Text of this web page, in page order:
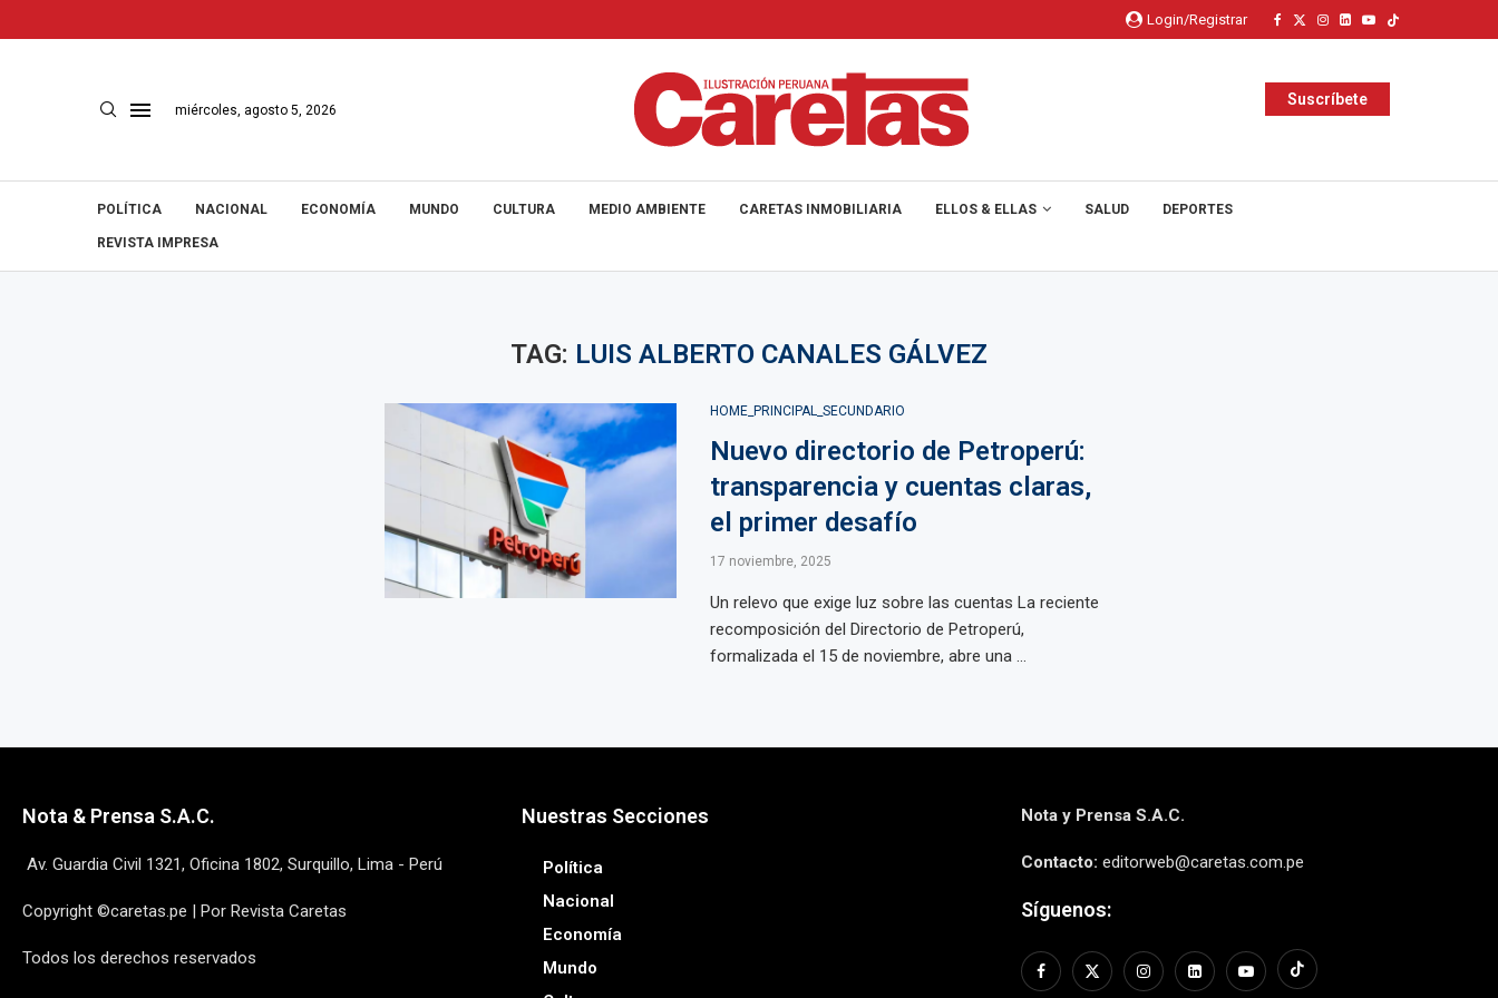
Login/Registrar
miércoles, agosto 5, 2026
Suscríbete
POLÍTICA NACIONAL ECONOMÍA MUNDO CULTURA MEDIO AMBIENTE CARETAS INMOBILIARIA ELLOS & ELLAS SALUD DEPORTES
REVISTA IMPRESA
TAG: LUIS ALBERTO CANALES GÁLVEZ
HOME_PRINCIPAL_SECUNDARIO
Nuevo directorio de Petroperú:
transparencia y cuentas claras,
el primer desafío
17 noviembre, 2025
Un relevo que exige luz sobre las cuentas La reciente
recomposición del Directorio de Petroperú,
formalizada el 15 de noviembre, abre una ...
Nota & Prensa S.A.C.
Av. Guardia Civil 1321, Oficina 1802, Surquillo, Lima - Perú
Copyright ©caretas.pe | Por Revista Caretas
Todos los derechos reservados
Nuestras Secciones
Política
Nacional
Economía
Mundo
Nota y Prensa S.A.C.
Contacto: editorweb@caretas.com.pe
Síguenos: